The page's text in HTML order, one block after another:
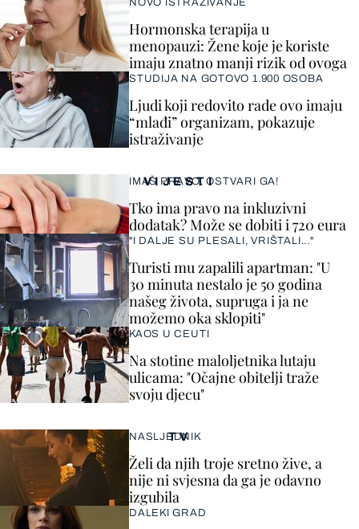
VIJESTI
IMAŠ PRAVO, OSTVARI GA!
Tko ima pravo na inkluzivni
dodatak? Može se dobiti i 720 eura
"I DALJE SU PLESALI, VRIŠTALI..."
Turisti mu zapalili apartman: "U
30 minuta nestalo je 50 godina
našeg života, supruga i ja ne
možemo oka sklopiti"
KAOS U CEUTI
Na stotine maloljetnika lutaju
ulicama: "Očajne obitelji traže
svoju djecu"
NOVO ISTRAŽIVANJE
Hormonska terapija u
menopauzi: Žene koje je koriste
imaju znatno manji rizik od ovoga
STUDIJA NA GOTOVO 1.900 OSOBA
Ljudi koji redovito rade ovo imaju
“mlađi” organizam, pokazuje
istraživanje
TV
NASLJEDNIK
Želi da njih troje sretno žive, a
nije ni svjesna da ga je odavno
izgubila
DALEKI GRAD